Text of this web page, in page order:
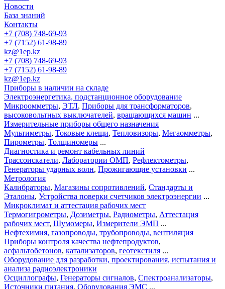
Новости
База знаний
Контакты
+7 (708) 748-69-93
+7 (7152) 61-98-89
kz@1ep.kz
+7 (708) 748-69-93
+7 (7152) 61-98-89
kz@1ep.kz
Приборы в наличии на складе
Электроэнергетика, подстанционное оборудование
Микроомметры, ЭТЛ, Приборы для трансформаторов,
высоковольтных выключателей, вращающихся машин ...
Измерительные приборы общего назначения
Мультиметры, Токовые клещи, Тепловизоры, Мегаомметры,
Пирометры, Толщиномеры ...
Диагностика и ремонт кабельных линий
Трассоискатели, Лаборатории ОМП, Рефлектометры,
Генераторы ударных волн, Прожигающие установки ...
Метрология
Калибраторы, Магазины сопротивлений, Стандарты и
Эталоны, Устройства поверки счетчиков электроэнергии ...
Микроклимат и аттестация рабочих мест
Термогигрометры, Дозиметры, Радиометры, Аттестация
рабочих мест, Шумомеры, Измерители ЭМП ...
Нефтехимия, газопроводы, трубопроводы, вентиляция
Приборы контроля качества нефтепродуктов,
асфальтобетонов, катализаторов, геотекстиля ...
Оборудование для разработки, проектирования, испытания и
анализа радиоэлектроники
Осциллографы, Генераторы сигналов, Спектроанализаторы,
Источники питания, Оборудования ЭМС ...